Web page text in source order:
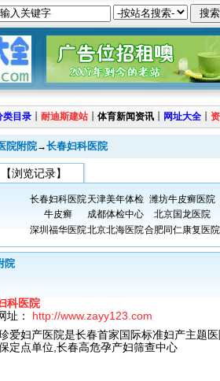
类目录 ┊ 耐迪斯建站 ┊ 体育新闻资讯 ┊ 网址大全 ┊
院附院→长春妇科医院
【浏览记录】
长春妇科医院天津美年体检 潍坊牛皮癣医院
牛皮癣
成都体检中心
北京国龙医院
深圳福华医院北京北海医院合肥同仁康复医院
院
科医院
址： http://www.zayy123.com
爱妇产医院是长春首家国际标准妇产主题
定点单位,长春高危孕产妇筛查中心